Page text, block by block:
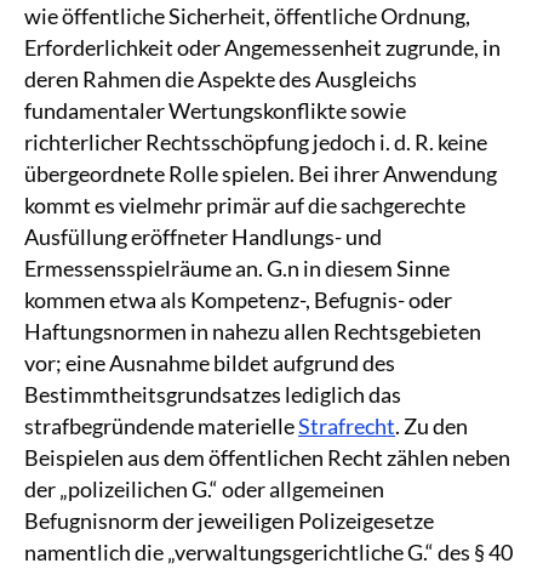
wie öffentliche Sicherheit, öffentliche Ordnung,
Erforderlichkeit oder Angemessenheit zugrunde, in
deren Rahmen die Aspekte des Ausgleichs
fundamentaler Wertungskonflikte sowie
richterlicher Rechtsschöpfung jedoch i. d. R. keine
übergeordnete Rolle spielen. Bei ihrer Anwendung
kommt es vielmehr primär auf die sachgerechte
Ausfüllung eröffneter Handlungs- und
Ermessensspielräume an. G.n in diesem Sinne
kommen etwa als Kompetenz-, Befugnis- oder
Haftungsnormen in nahezu allen Rechtsgebieten
vor; eine Ausnahme bildet aufgrund des
Bestimmtheitsgrundsatzes lediglich das
strafbegründende materielleStrafrecht. Zu den
Beispielen aus dem öffentlichen Recht zählen neben
der „polizeilichen G.“ oder allgemeinen
Befugnisnorm der jeweiligen Polizeigesetze
namentlich die „verwaltungsgerichtliche G.“ des § 40